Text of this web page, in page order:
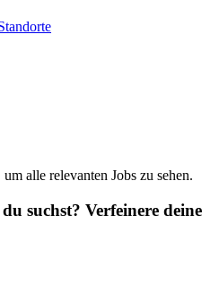
alle relevanten Jobs zu sehen.
suchst? Verfeinere deine